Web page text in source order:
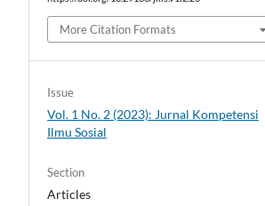
More Citation Formats
Issue
Vol. 1 No. 2 (2023): Jurnal Kompetensi
Ilmu Sosial
Section
Articles